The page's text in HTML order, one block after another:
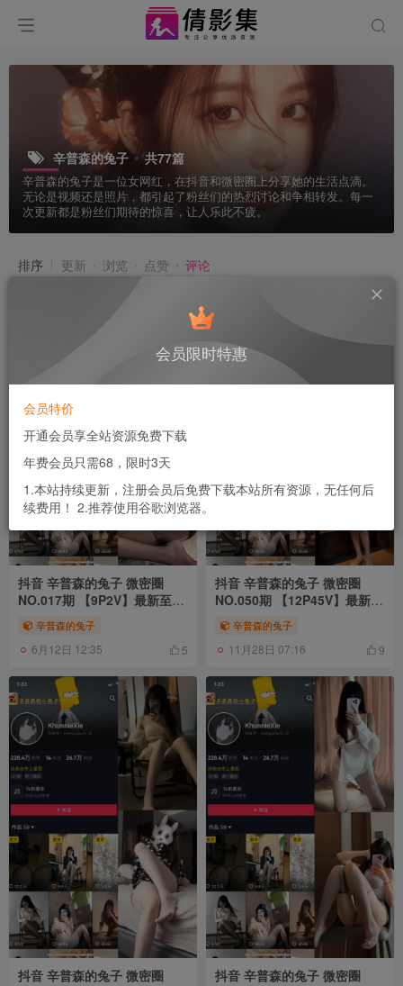
辛普森的兔子 共77篇
辛普森的兔子是一位女网红，在抖音和微密圈上分享她的生活点滴。
无论是视频还是照片，都引起了粉丝们的热烈讨论和争相转发。每一
次更新都是粉丝们期待的惊喜，让人乐此不疲。
排序 更新 浏览 点赞 评论
抖音 辛普森的兔子 微密圈
NO.017期 【9P2V】最新至：
2023.6.19
辛普森的兔子
6月12日 12:35 5
抖音 辛普森的兔子 微密圈
NO.050期 【12P45V】最新
至：2024.3.13
辛普森的兔子
11月28日 07:16 9
抖音 辛普森的兔子 微密圈
抖音 辛普森的兔子 微密圈
会员限时特惠
会员特价
开通会员享全站资源免费下载
年费会员只需68，限时3天
1.本站持续更新，注册会员后免费下载本站所有资源，无任何后
续费用！ 2.推荐使用谷歌浏览器。